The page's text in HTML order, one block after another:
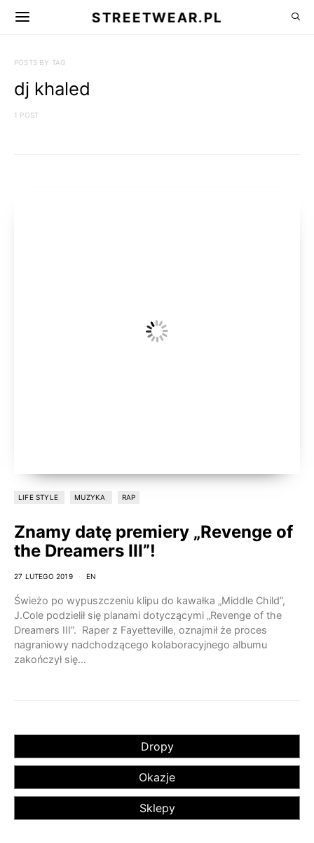
STREETWEAR.PL
POSTS BY TAG
dj khaled
1 POST
LIFE STYLE MUZYKA RAP
Znamy datę premiery „Revenge of
the Dreamers III”!
27 LUTEGO 2019 EN
Świeżo po wypuszczeniu klipu do kawałka „Middle Child”,
J.Cole podzielił się planami dotyczącymi „Revenge of the
Dreamers III”. Raper z Fayetteville, oznajmił że proces
nagraniowy nadchodzącego kolaboracyjnego albumu
zakończył się…
Dropy
Okazje
Sklepy